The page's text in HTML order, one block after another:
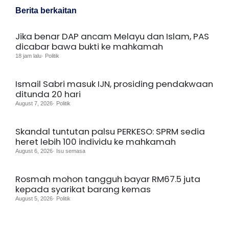
Berita berkaitan
Jika benar DAP ancam Melayu dan Islam, PAS
dicabar bawa bukti ke mahkamah
18 jam lalu· Politik
Ismail Sabri masuk IJN, prosiding pendakwaan
ditunda 20 hari
August 7, 2026· Politik
Skandal tuntutan palsu PERKESO: SPRM sedia
heret lebih 100 individu ke mahkamah
August 6, 2026· Isu semasa
Rosmah mohon tangguh bayar RM67.5 juta
kepada syarikat barang kemas
August 5, 2026· Politik